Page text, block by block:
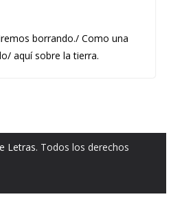
borrando./ Como una
aquí sobre la tierra.
Letras. Todos los derechos